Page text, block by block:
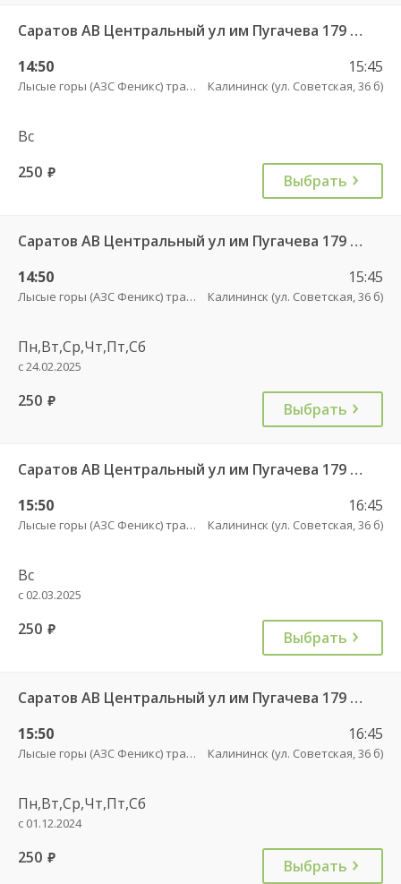
Саратов АВ Центральный ул им Пугачева 179 А — Балашов (Привокзальная площадь 7) 603-1
14:50
Лысые горы (АЗС Феникс) трасса
15:45
Калининск (ул. Советская, 36 б)
Вс
250 руб. Выбрать
Саратов АВ Центральный ул им Пугачева 179 А — Романовка рп (ул Советская 116)
14:50
Лысые горы (АЗС Феникс) трасса
15:45
Калининск (ул. Советская, 36 б)
Пн,Вт,Ср,Чт,Пт,Сб
с 24.02.2025
250 руб. Выбрать
Саратов АВ Центральный ул им Пугачева 179 А — Балашов (Привокзальная площадь 7) 603-1
15:50
Лысые горы (АЗС Феникс) трасса
16:45
Калининск (ул. Советская, 36 б)
Вс
с 02.03.2025
250 руб. Выбрать
Саратов АВ Центральный ул им Пугачева 179 А — Балашов (Привокзальная площадь 7) 603-1
15:50
Лысые горы (АЗС Феникс) трасса
16:45
Калининск (ул. Советская, 36 б)
Пн,Вт,Ср,Чт,Пт,Сб
с 01.12.2024
250 руб. Выбрать